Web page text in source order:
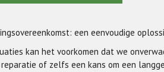
een eenvoudige
kan het voorkomen dat we
of zelfs een kans om een